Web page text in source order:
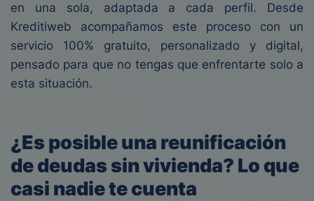
en una sola, adaptada a cada perfil. Desde
Kreditiweb acompañamos este proceso con un
servicio 100% gratuito, personalizado y digital,
pensado para que no tengas que enfrentarte solo a
esta situación.
¿Es posible una reunificación
de deudas sin vivienda? Lo que
casi nadie te cuenta